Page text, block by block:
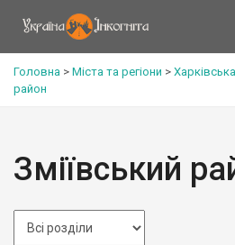
Головна > Міста та регіони >
район
Зміївський